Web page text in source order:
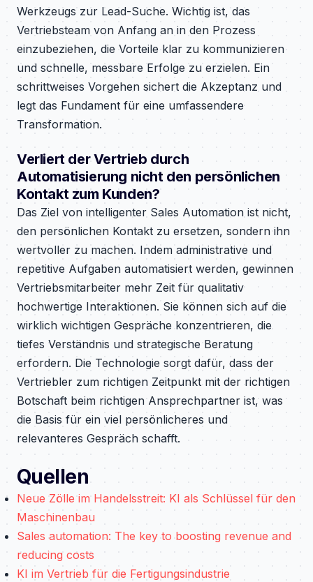
Werkzeugs zur Lead-Suche. Wichtig ist, das
Vertriebsteam von Anfang an in den Prozess
einzubeziehen, die Vorteile klar zu kommunizieren
und schnelle, messbare Erfolge zu erzielen. Ein
schrittweises Vorgehen sichert die Akzeptanz und
legt das Fundament für eine umfassendere
Transformation.
Verliert der Vertrieb durch
Automatisierung nicht den persönlichen
Kontakt zum Kunden?
Das Ziel von intelligenter Sales Automation ist nicht,
den persönlichen Kontakt zu ersetzen, sondern ihn
wertvoller zu machen. Indem administrative und
repetitive Aufgaben automatisiert werden, gewinnen
Vertriebsmitarbeiter mehr Zeit für qualitativ
hochwertige Interaktionen. Sie können sich auf die
wirklich wichtigen Gespräche konzentrieren, die
tiefes Verständnis und strategische Beratung
erfordern. Die Technologie sorgt dafür, dass der
Vertriebler zum richtigen Zeitpunkt mit der richtigen
Botschaft beim richtigen Ansprechpartner ist, was
die Basis für ein viel persönlicheres und
relevanteres Gespräch schafft.
Quellen
Neue Zölle im Handelsstreit: KI als Schlüssel für den
Maschinenbau
Sales automation: The key to boosting revenue and
reducing costs
KI im Vertrieb für die Fertigungsindustrie